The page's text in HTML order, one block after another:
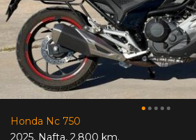
Honda Nc 750
2025, Nafta, 2.800 km.